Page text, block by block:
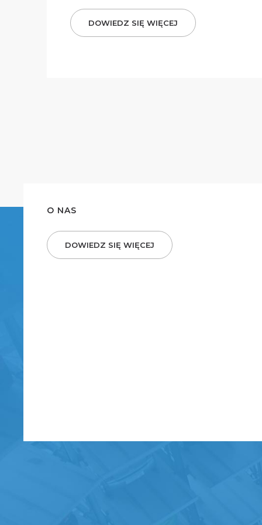
DOWIEDZ SIĘ WIĘCEJ
O NAS
DOWIEDZ SIĘ WIĘCEJ